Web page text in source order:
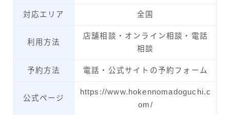
対応エリア 全国
利用方法
店舗相談・オンライン相談・電話
相談
予約方法 電話・公式サイトの予約フォーム
公式ページ
https://www.hokennomadoguchi.c
om/